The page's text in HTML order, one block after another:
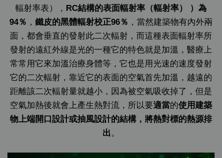
輻射率表）， RC結構的表面輻射率（輻射率） ）為
94％ ， 鐵皮的黑體輻射校正96％ ，當然建築物有內外兩
面，都會垂直的發射此二次輻射，而這種表面輻射率所
發射的遠紅外線是光的一種它的特色就是加溫，醫療上
常常用它來加溫治療身體等，它也是用光速的速度發射
它的二次輻射，靠近它的表面的空氣首先加溫，越遠的
距離該二次輻射量就越小，因為被空氣吸收掉了，但是
空氣加熱後就會上產生熱對流，所以要適當的使用建築
物上端開口設計或抽風設計的結構，將熱對標的熱源排
出。